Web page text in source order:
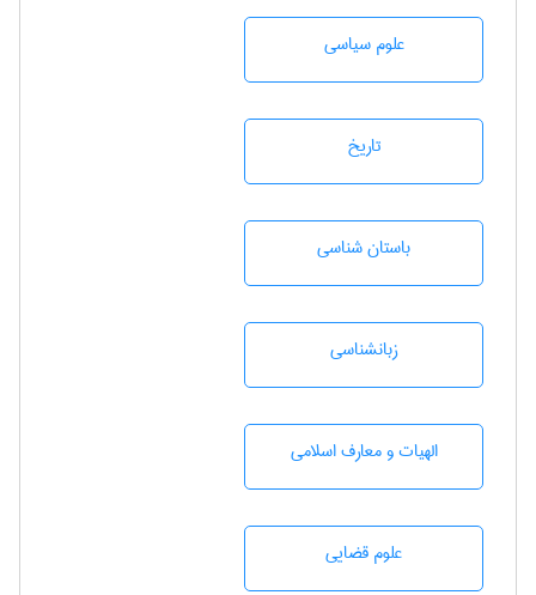
علوم سياسی
تاريخ
باستان شناسی
زبانشناسی
الهیات و معارف اسلامی
علوم قضایی